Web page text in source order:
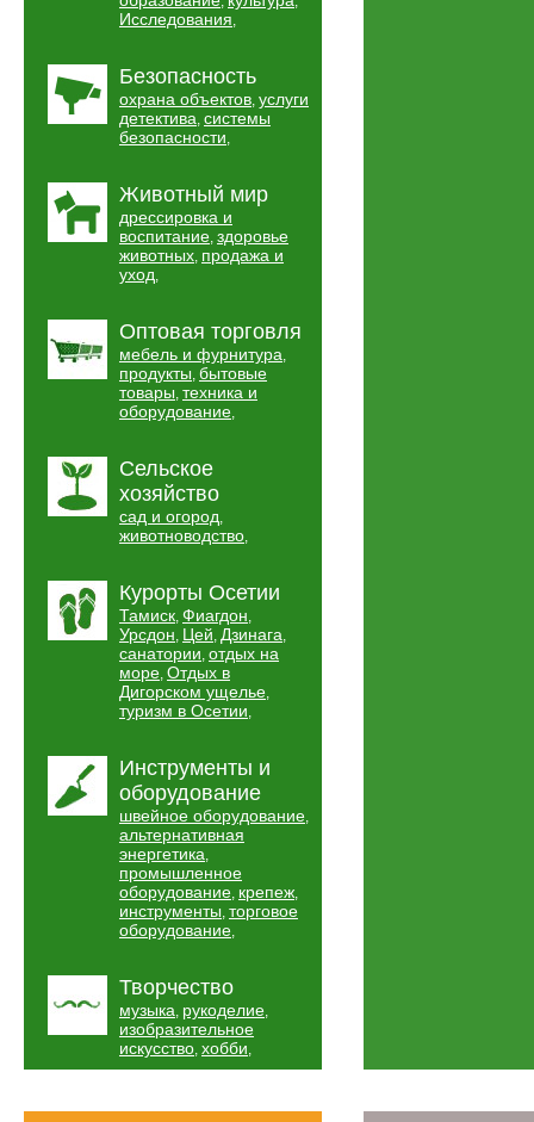
Исследования,
Безопасность
охрана объектов, услуги
детектива, системы
безопасности,
Животный мир
дрессировка и
воспитание, здоровье
животных, продажа и
уход,
Оптовая торговля
мебель и фурнитура,
продукты, бытовые
товары, техника и
оборудование,
Сельское
хозяйство
сад и огород,
животноводство,
Курорты Осетии
Тамиск, Фиагдон,
Урсдон, Цей, Дзинага,
санатории, отдых на
море, Отдых в
Дигорском ущелье,
туризм в Осетии,
Инструменты и
оборудование
швейное оборудование,
альтернативная
энергетика,
промышленное
оборудование, крепеж,
инструменты, торговое
оборудование,
Творчество
музыка, рукоделие,
изобразительное
искусство, хобби,